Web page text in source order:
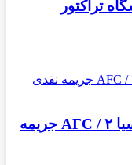
تراکتور
تخلفات استقلال در لیگ قهرمانان آسیا ۲ / AFC جریمه